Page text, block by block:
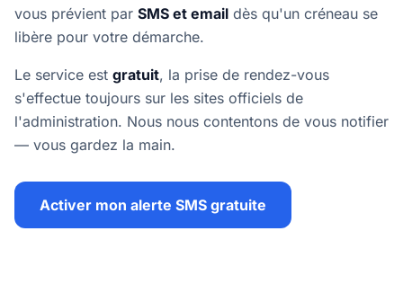
vous prévient par SMS et email dès qu'un créneau se
libère pour votre démarche.
Le service est gratuit, la prise de rendez-vous
s'effectue toujours sur les sites officiels de
l'administration. Nous nous contentons de vous notifier
— vous gardez la main.
Activer mon alerte SMS gratuite